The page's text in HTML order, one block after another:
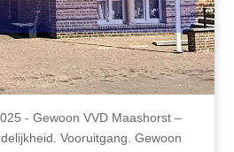
- Gewoon VVD Maashorst –
Vooruitgang. Gewoon